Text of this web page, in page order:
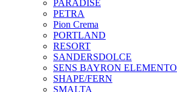
PARADISE
PETRA
Pion Crema
PORTLAND
RESORT
SANDERSDOLCE
SENS BAYRON ELEMENTO
SHAPE/FERN
SMALTA